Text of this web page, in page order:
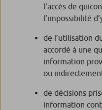
l’accès de
l’impossibilité
de l’utilisation
accordé à une
information
ou
de décisions
information